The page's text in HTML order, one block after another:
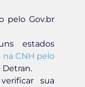
pelo Gov.br
estados
CNH pelo
sua